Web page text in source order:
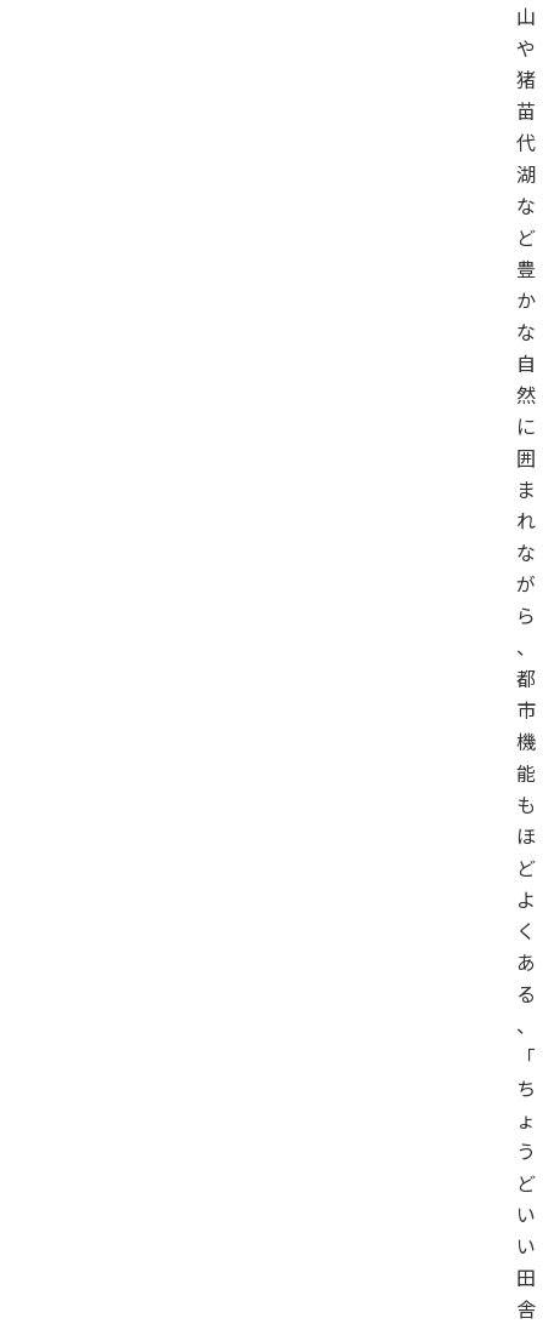
山
や
猪
苗
代
湖
な
ど
豊
か
な
自
然
に
囲
ま
れ
な
が
ら
、
都
市
機
能
も
ほ
ど
よ
く
あ
る
、
「
ち
ょ
う
ど
い
い
田
舎